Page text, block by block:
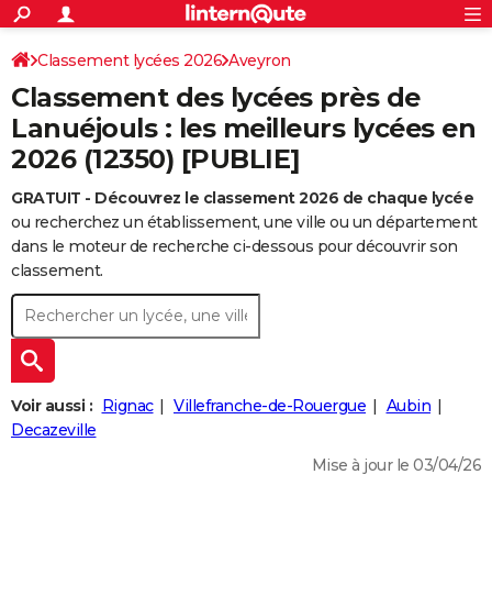
ACTUALITÉS
Politique
Société
Faits Divers
Education
Monde
Villes
+
SPORT
Coupe du monde 2026
Football
Tennis
Cyclisme
Rugby
Forum
Programme TV
TNT
Streaming
Cinéma
Sorties cinéma
Musique
+
FINANCE
Retraite
Impôts
Epargne
Immobilier
Risques naturels par ville
Banque
Assurance
Crédit
AUTO
Essais
Réserver un essai
Citadines
Berlines
SUV
Forum auto
+
HIGH-TECH
BRICOLAGE
Forum
Aménagement intérieur
Extérieur
Cuisine
Salle de bains
Jardinage
Rangement
+WEEK-END
Guides de France
Escapades
Patrimoine
Expositions
Musées
Week-end nature
+
LIFESTYLE
Art de vivre
Bien-être
Loisirs
Mode
Modes de vie
+SANTE
S'inscrire
Connexion
Classement lycées 2026 Aveyron
Classement des lycées près de
Lanuéjouls : les meilleurs lycées en
2026 (12350) [PUBLIE]
GRATUIT - Découvrez le classement 2026 de chaque lycée
ou recherchez un établissement, une ville ou un département
dans le moteur de recherche ci-dessous pour découvrir son
classement.
Voir aussi : Rignac Villefranche-de-Rouergue
Aubin
Decazeville
Mise à jour le 03/04/26